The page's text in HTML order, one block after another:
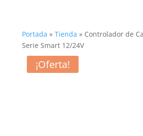
Portada » Tienda » Controlador de
Serie Smart 12/24V
¡Oferta!